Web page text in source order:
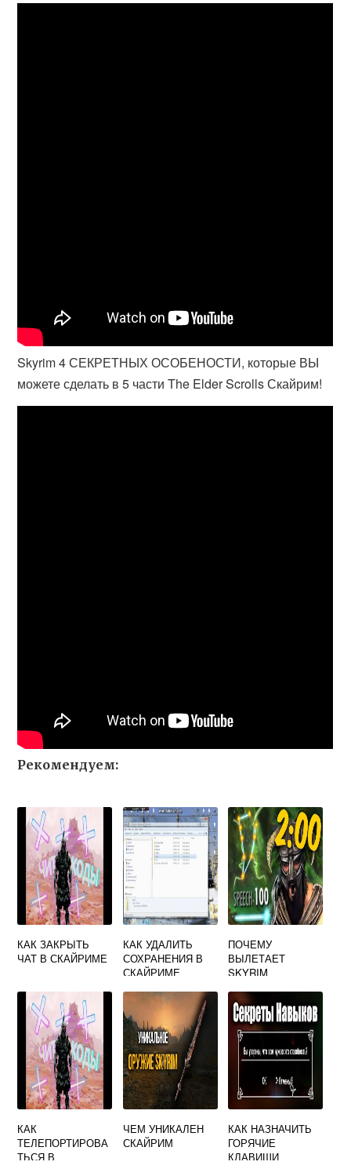
Skyrim 4 СЕКРЕТНЫХ ОСОБЕНОСТИ, которые ВЫ
можете сделать в 5 части The Elder Scrolls Скайрим!
Рекомендуем:
КАК ЗАКРЫТЬ
ЧАТ В СКАЙРИМЕ
КАК УДАЛИТЬ
СОХРАНЕНИЯ В
СКАЙРИМЕ
ПОЧЕМУ
ВЫЛЕТАЕТ
SKYRIM
EDITION
КАК
ТЕЛЕПОРТИРОВА
ТЬСЯ В
ЧЕМ УНИКАЛЕН
СКАЙРИМ
КАК НАЗНАЧИТЬ
ГОРЯЧИЕ
КЛАВИШИ